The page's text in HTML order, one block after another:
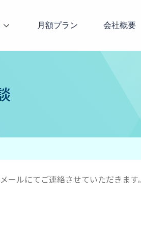
月額プラン 会社概要
ールにてご連絡させていただきます。